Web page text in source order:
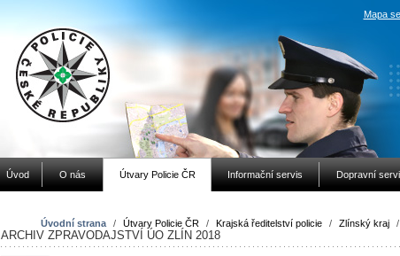
Mapa
Úvod O nás Útvary Policie ČR Informační servis Dopravní
Úvodní strana / Útvary Policie ČR / Krajská ředitelství policie / Zlínský kraj /
ARCHIV ZPRAVODAJSTVÍ ÚO ZLÍN 2018